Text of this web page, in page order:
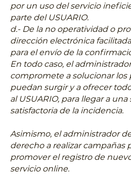
por un uso del servicio
parte del USUARIO.
d.- De la no operatividad o
dirección electrónica
para el envío de la
En todo caso, el
compromete a solucionar los
puedan surgir y a ofrecer
al USUARIO, para llegar a
satisfactoria de la incidencia.
Asimismo, el administrador
derecho a realizar campañas
promover el registro de
servicio online.